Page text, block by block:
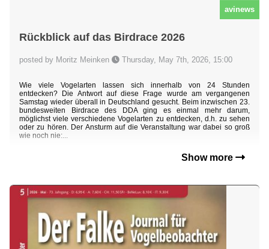
avinews
Rückblick auf das Birdrace 2026
posted by Moritz Meinken Thursday, May 7th, 2026, 15:00
Wie viele Vogelarten lassen sich innerhalb von 24 Stunden
entdecken? Die Antwort auf diese Frage wurde am vergangenen
Samstag wieder überall in Deutschland gesucht. Beim inzwischen 23.
bundesweiten Birdrace des DDA ging es einmal mehr darum,
möglichst viele verschiedene Vogelarten zu entdecken, d.h. zu sehen
oder zu hören. Der Ansturm auf die Veranstaltung war dabei so groß
wie noch nie:...
Show more